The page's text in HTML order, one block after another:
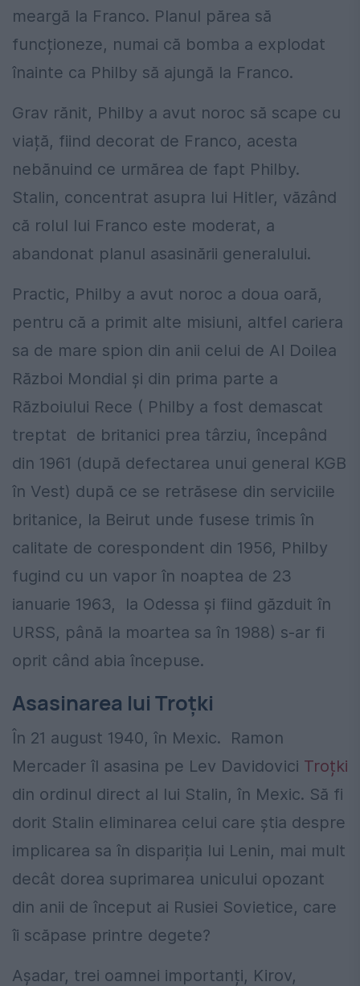
meargă la Franco. Planul părea să
funcționeze, numai că bomba a explodat
înainte ca Philby să ajungă la Franco.
Grav rănit, Philby a avut noroc să scape cu
viață, fiind decorat de Franco, acesta
nebănuind ce urmărea de fapt Philby.
Stalin, concentrat asupra lui Hitler, văzând
că rolul lui Franco este moderat, a
abandonat planul asasinării generalului.
Practic, Philby a avut noroc a doua oară,
pentru că a primit alte misiuni, altfel cariera
sa de mare spion din anii celui de Al Doilea
Război Mondial și din prima parte a
Războiului Rece ( Philby a fost demascat
treptat de britanici prea târziu, începând
din 1961 (după defectarea unui general KGB
în Vest) după ce se retrăsese din serviciile
britanice, la Beirut unde fusese trimis în
calitate de corespondent din 1956, Philby
fugind cu un vapor în noaptea de 23
ianuarie 1963, la Odessa și fiind găzduit în
URSS, până la moartea sa în 1988) s-ar fi
oprit când abia începuse.
Asasinarea lui Troțki
În 21 august 1940, în Mexic. Ramon
Mercader îl asasina pe Lev Davidovici Troțki
din ordinul direct al lui Stalin, în Mexic. Să fi
dorit Stalin eliminarea celui care știa despre
implicarea sa în dispariția lui Lenin, mai mult
decât dorea suprimarea unicului opozant
din anii de început ai Rusiei Sovietice, care
îi scăpase printre degete?
Așadar, trei oamnei importanți, Kirov,